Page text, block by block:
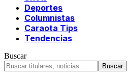
Deportes
Columnistas
Caraota Tips
Tendencias
Buscar